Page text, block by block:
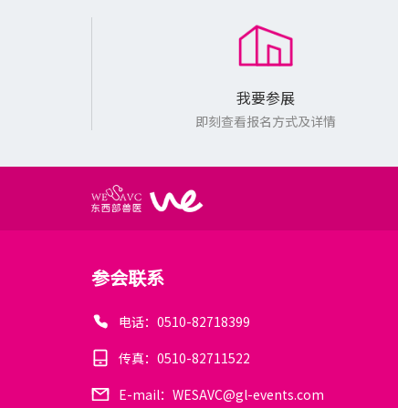
我要参展
即刻查看报名方式及详情
参会联系
电话：0510-82718399
传真：0510-82711522
E-mail：WESAVC@gl-events.com